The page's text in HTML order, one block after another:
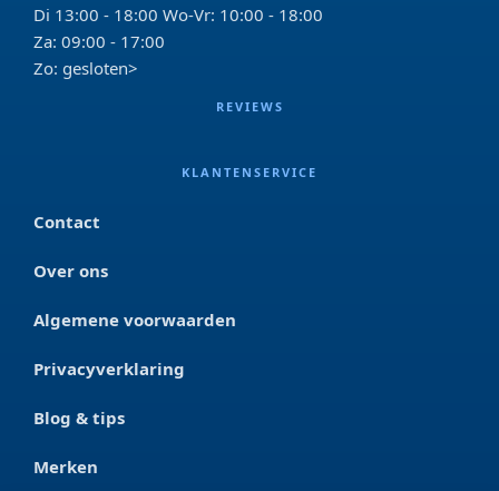
Di 13:00 - 18:00 Wo-Vr: 10:00 - 18:00
Za: 09:00 - 17:00
Zo: gesloten>
REVIEWS
KLANTENSERVICE
Contact
Over ons
Algemene voorwaarden
Privacyverklaring
Blog & tips
Merken